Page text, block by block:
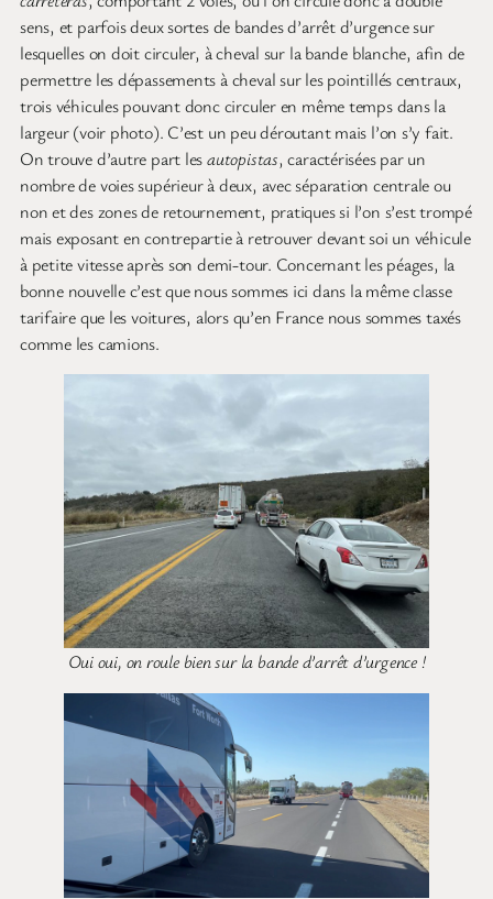
sens, et parfois deux sortes de bandes d’arrêt d’urgence sur
lesquelles on doit circuler, à cheval sur la bande blanche, afin de
permettre les dépassements à cheval sur les pointillés centraux,
trois véhicules pouvant donc circuler en même temps dans la
largeur (voir photo). C’est un peu déroutant mais l’on s’y fait.
On trouve d’autre part lesautopistas, caractérisées par un
nombre de voies supérieur à deux, avec séparation centrale ou
non et des zones de retournement, pratiques si l’on s’est trompé
mais exposant en contrepartie à retrouver devant soi un véhicule
à petite vitesse après son demi-tour. Concernant les péages, la
bonne nouvelle c’est que nous sommes ici dans la même classe
tarifaire que les voitures, alors qu’en France nous sommes taxés
comme les camions.
Oui oui, on roule bien sur la bande d’arrêt d’urgence !